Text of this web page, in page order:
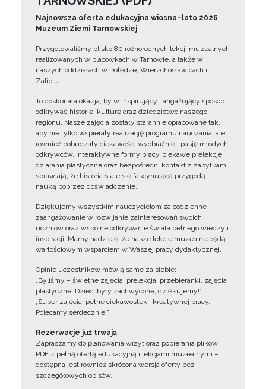
Najnowsza oferta edukacyjna wiosna–lato 2026
Muzeum Ziemi Tarnowskiej
Przygotowaliśmy blisko 80 różnorodnych lekcji muzealnych
realizowanych w placówkach w Tarnowie, a także w
naszych oddziałach w Dołędze, Wierzchosławicach i
Zalipiu.
To doskonała okazja, by w inspirujący i angażujący sposób
odkrywać historię, kulturę oraz dziedzictwo naszego
regionu. Nasze zajęcia zostały starannie opracowane tak,
aby nie tylko wspierały realizację programu nauczania, ale
również pobudzały ciekawość, wyobraźnię i pasję młodych
odkrywców. Interaktywne formy pracy, ciekawe prelekcje,
działania plastyczne oraz bezpośredni kontakt z zabytkami
sprawiają, że historia staje się fascynującą przygodą i
nauką poprzez doświadczenie.
Dziękujemy wszystkim nauczycielom za codzienne
zaangażowanie w rozwijanie zainteresowań swoich
uczniów oraz wspólne odkrywanie świata pełnego wiedzy i
inspiracji. Mamy nadzieję, że nasze lekcje muzealne będą
wartościowym wsparciem w Waszej pracy dydaktycznej.
Opinie uczestników mówią same za siebie:
„Byliśmy – świetne zajęcia, prelekcja, przebieranki, zajęcia
plastyczne. Dzieci były zachwycone, dziękujemy!”
„Super zajęcia, pełne ciekawostek i kreatywnej pracy.
Polecamy serdecznie!”
Rezerwacje już trwają
Zapraszamy do planowania wizyt oraz pobierania plików
PDF z pełną ofertą edukacyjną i lekcjami muzealnymi –
dostępna jest również skrócona wersja oferty bez
szczegółowych opisów.